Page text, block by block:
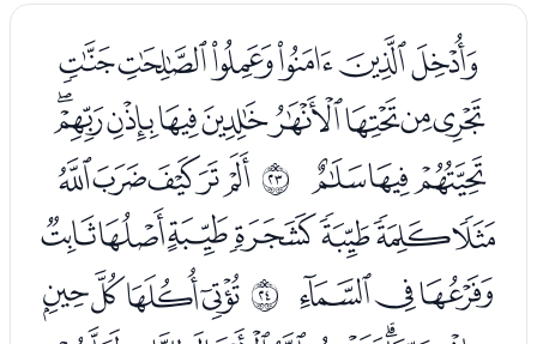
ﯞﯟﯠﯡﯢﯣ
ﯤﯥﯦﯧﯨﯩﯪﯫﯬ
ﯭﯮﯯ ﰖ ﯱﯲﯳﯴﯵ
ﯶﯷﯸﯹﯺﯻﯼ
ﯽﯾﯿ ﰗﭑﭒﭓﭔ